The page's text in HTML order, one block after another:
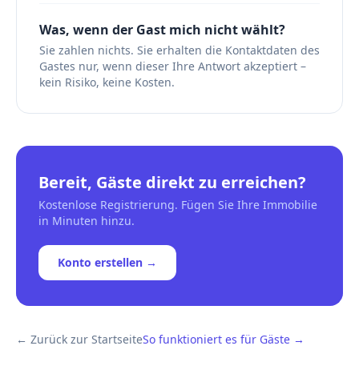
Was, wenn der Gast mich nicht wählt?
Sie zahlen nichts. Sie erhalten die Kontaktdaten des
Gastes nur, wenn dieser Ihre Antwort akzeptiert –
kein Risiko, keine Kosten.
Bereit, Gäste direkt zu erreichen?
Kostenlose Registrierung. Fügen Sie Ihre Immobilie
in Minuten hinzu.
Konto erstellen →
← Zurück zur StartseiteSo funktioniert es für Gäste →